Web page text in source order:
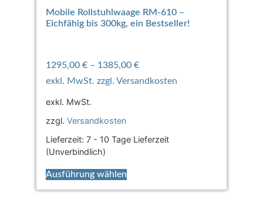
Mobile Rollstuhlwaage RM-610 –
Eichfähig bis 300kg, ein Bestseller!
1295,00 €– 1385,00 €
exkl. MwSt.
zzgl. Versandkosten
Lieferzeit: 7 - 10 Tage Lieferzeit
(Unverbindlich)
Ausführung wählen